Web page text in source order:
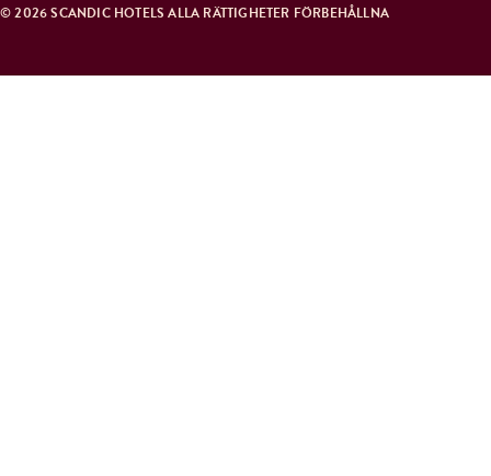
© 2026 SCANDIC HOTELS ALLA RÄTTIGHETER FÖRBEHÅLLNA